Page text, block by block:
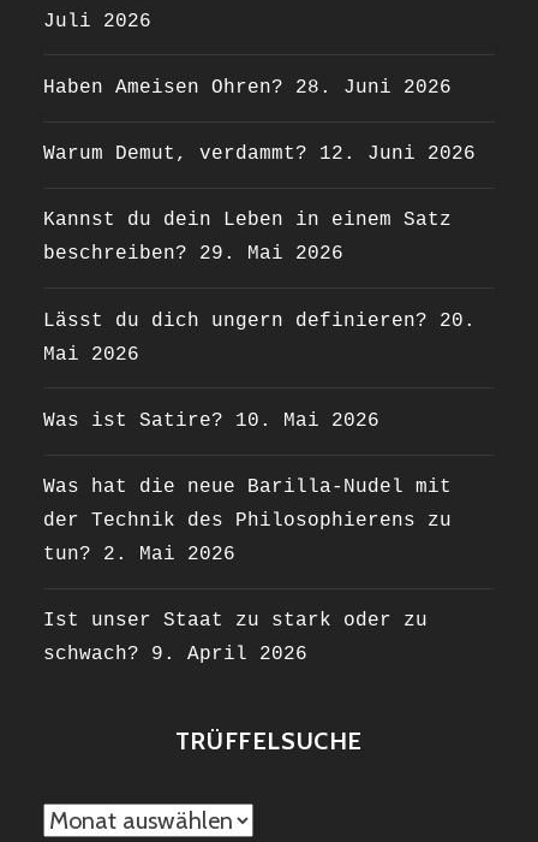
Juli 2026
Haben Ameisen Ohren? 28. Juni 2026
Warum Demut, verdammt? 12. Juni 2026
Kannst du dein Leben in einem Satz
beschreiben?
29. Mai 2026
Lässt du dich ungern definieren?
20.
Mai 2026
Was ist Satire? 10. Mai 2026
Was hat die neue Barilla-Nudel mit
der Technik des Philosophierens zu
tun?
2. Mai 2026
Ist unser Staat zu stark oder zu
schwach?
9. April 2026
TRÜFFELSUCHE
TRÜFFELSUCHE